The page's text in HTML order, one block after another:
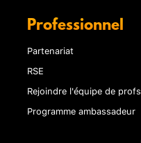
Professionnel
Partenariat
RSE
Rejoindre l'équipe de profs
Programme ambassadeur